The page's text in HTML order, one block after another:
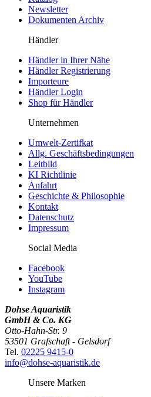
Newsletter
Dokumenten Archiv
Händler
Händler in Ihrer Nähe
Händler Registrierung
Importeure
Händler Login
Shop für Händler
Unternehmen
Umwelt-Zertifkat
Allg. Geschäftsbedingungen
Leitbild
KI Richtlinie
Anfahrt
Geschichte & Philosophie
Kontakt
Datenschutz
Impressum
Social Media
Facebook
YouTube
Instagram
Dohse Aquaristik
GmbH & Co. KG
Otto-Hahn-Str. 9
53501 Grafschaft - Gelsdorf
Tel. 02225 9415-0
info@dohse-aquaristik.de
Unsere Marken